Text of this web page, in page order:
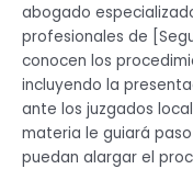
abogado
profesionales de
conocen los
incluyendo la
ante los juzgados
materia le guiará
puedan alargar el